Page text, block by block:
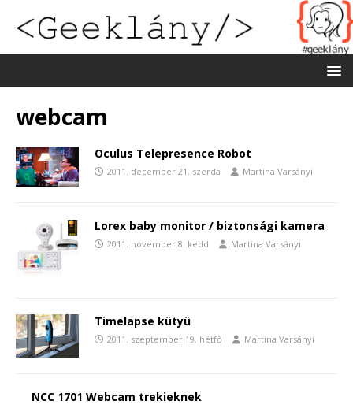
webcam
Oculus Telepresence Robot
2011. december 21. szerda Martina Varsányi
Lorex baby monitor / biztonsági kamera
2011. november 8. kedd Martina Varsányi
Timelapse kütyü
2011. szeptember 19. hétfő Martina Varsányi
NCC 1701 Webcam trekieknek